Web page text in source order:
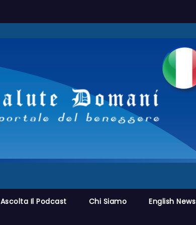
Ascolta Il Podcast Chi Siamo English News